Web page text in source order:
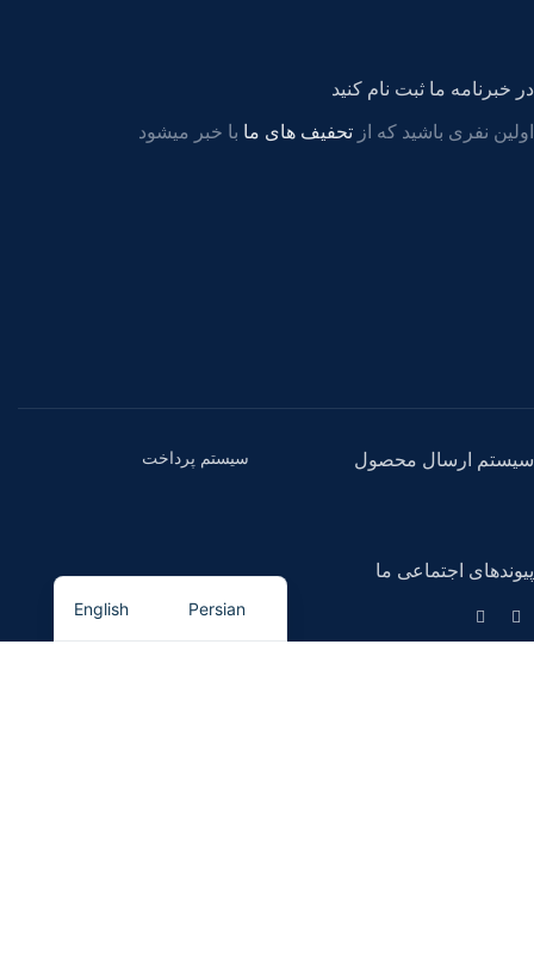
در خبرنامه ما ثبت نام کنید
اولین نفری باشید که از تحفیف های ما با خبر میشود
سیستم پرداخت سیستم ارسال محصول
پیوندهای اجتماعی ما
Persian
English